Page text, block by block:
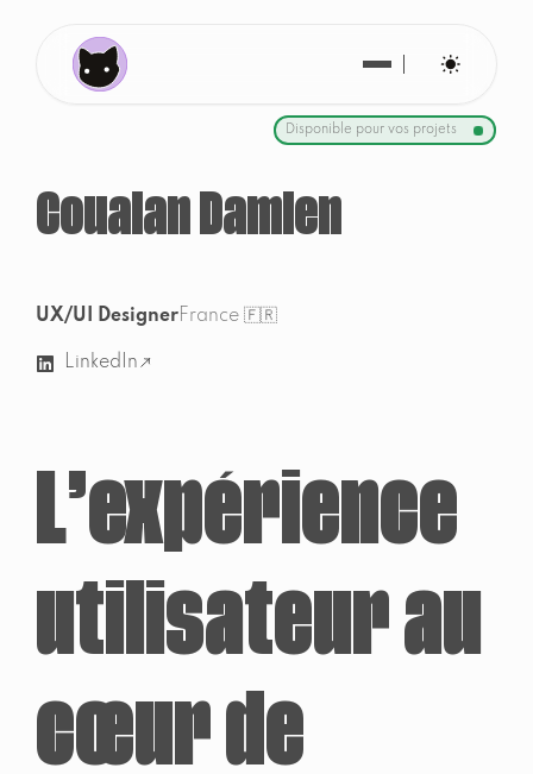
Disponible pour vos projets
Coualan Damien
UX/UI DesignerFrance 🇫🇷
LinkedIn
L’expérience
utilisateur au
cœur de